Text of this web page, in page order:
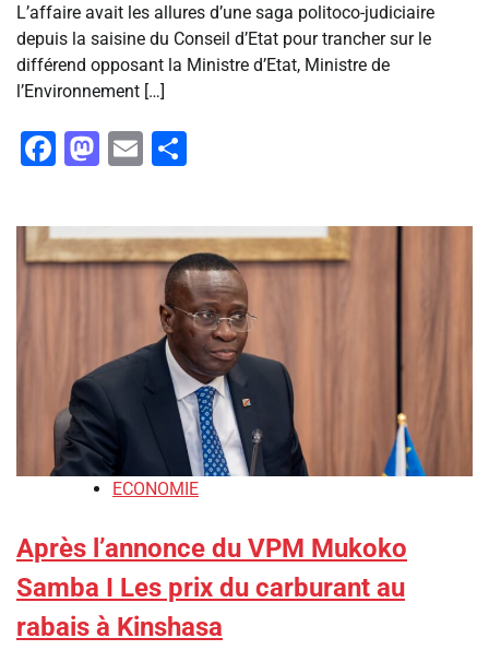
L’affaire avait les allures d’une saga politoco-judiciaire
depuis la saisine du Conseil d’Etat pour trancher sur le
différend opposant la Ministre d’Etat, Ministre de
l’Environnement […]
Facebook
Mastodon
Email
ECONOMIE
Après l’annonce du VPM Mukoko
Samba I Les prix du carburant au
rabais à Kinshasa